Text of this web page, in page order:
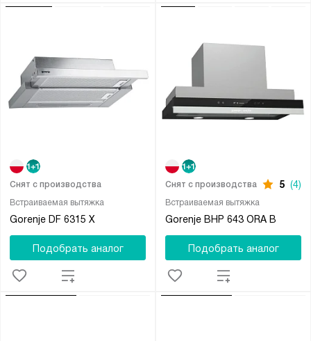
Встраиваемая вытяжка
Gorenje DF 6315 X
Снят с производства
Подобрать аналог
Встраиваемая вытяжка
Gorenje BHP 643 ORA B
Снят с производства 5 (4)
Подобрать аналог